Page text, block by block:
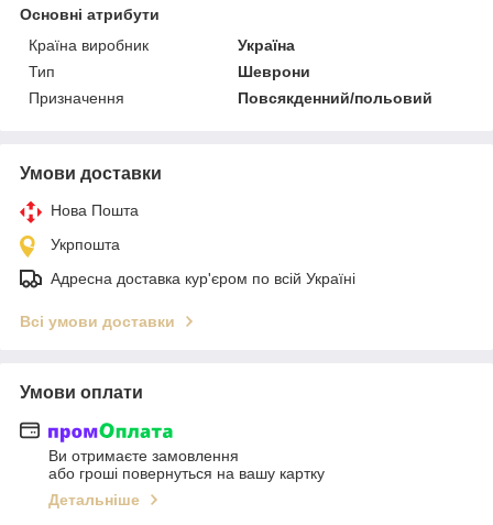
Основні атрибути
Країна виробник
Україна
Тип
Шеврони
Призначення
Повсякденний/польовий
Умови доставки
Нова Пошта
Укрпошта
Адресна доставка кур'єром по всій Україні
Всі умови доставки
Умови оплати
Ви отримаєте замовлення
або гроші повернуться на вашу картку
Детальніше